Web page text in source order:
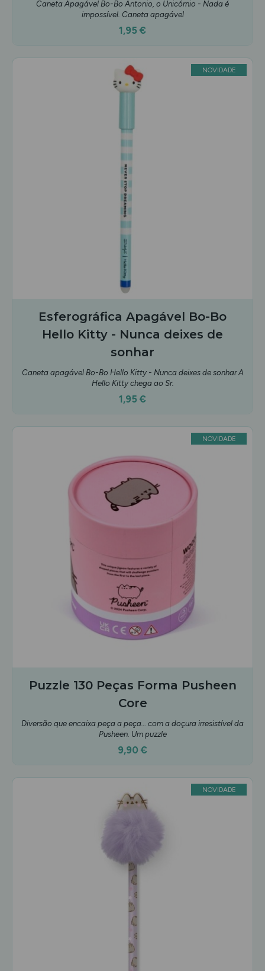
Caneta Apagável Bo-Bo Antonio, o Unicórnio - Nada é
impossível. Caneta apagável
1,95 €
NOVIDADE
Esferográfica Apagável Bo-Bo
Hello Kitty - Nunca deixes de
sonhar
Caneta apagável Bo-Bo Hello Kitty - Nunca deixes de sonhar A
Hello Kitty chega ao Sr.
1,95 €
NOVIDADE
Puzzle 130 Peças Forma Pusheen
Core
Diversão que encaixa peça a peça… com a doçura irresistível da
Pusheen. Um puzzle
9,90 €
NOVIDADE